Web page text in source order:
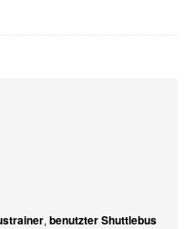
, benutzter Shuttlebus